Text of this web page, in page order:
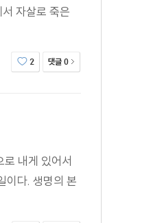
자살로 죽은
2 댓글 0
내게 있어서
이다. 생명의 본